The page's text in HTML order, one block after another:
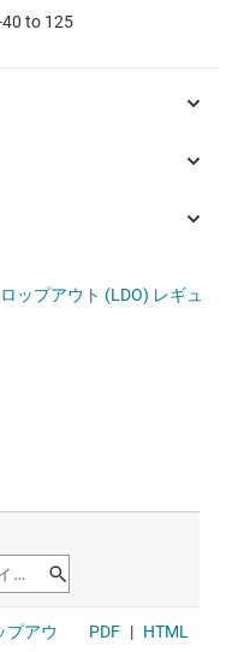
40 to 125
ップアウト (LDO) レギュ